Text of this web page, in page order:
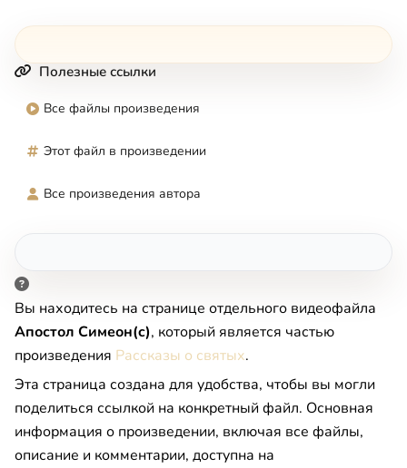
Полезные ссылки
Все файлы произведения
Этот файл в произведении
Все произведения автора
Вы находитесь на странице отдельного видеофайла
Апостол Симеон(c), который является частью
произведения Рассказы о святых.
Эта страница создана для удобства, чтобы вы могли
поделиться ссылкой на конкретный файл. Основная
информация о произведении, включая все файлы,
описание и комментарии, доступна на